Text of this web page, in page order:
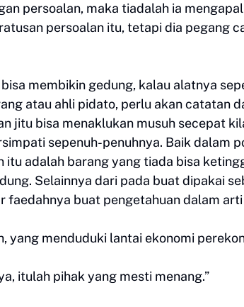
persoalan, maka tiadalah ia
persoalan itu, tetapi dia pegang
membikin gedung, kalau alatnya
atau ahli pidato, perlu akan catatan
jitu bisa menaklukan musuh secepat
sepenuh-penuhnya. Baik dalam
itu adalah barang yang tiada bisa
Selainnya dari pada buat dipakai
faedahnya buat pengetahuan dalam arti
yang menduduki lantai ekonomi
itulah pihak yang mesti menang.”